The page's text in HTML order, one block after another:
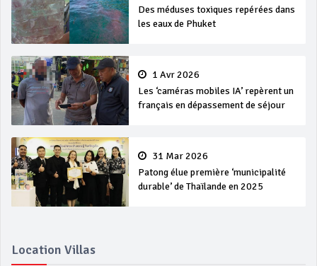
Des méduses toxiques repérées dans
les eaux de Phuket
1 Avr 2026
Les ‘caméras mobiles IA’ repèrent un
français en dépassement de séjour
31 Mar 2026
Patong élue première ‘municipalité
durable’ de Thaïlande en 2025
Location Villas